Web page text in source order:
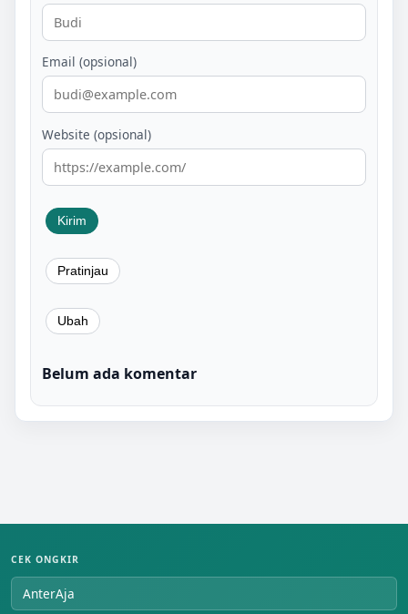
Email (opsional)
Website (opsional)
Belum ada komentar
CEK ONGKIR
AnterAja